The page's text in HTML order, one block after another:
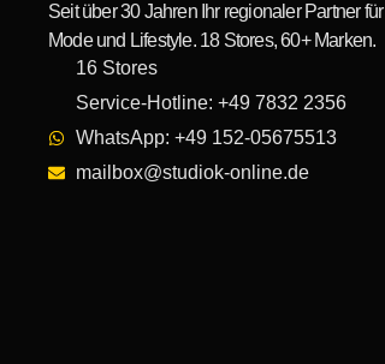
Seit über 30 Jahren Ihr regionaler Partner für
Mode und Lifestyle. 18 Stores, 60+ Marken.
16 Stores
Service-Hotline: +49 7832 2356
WhatsApp: +49 152-05675513
mailbox@studiok-online.de